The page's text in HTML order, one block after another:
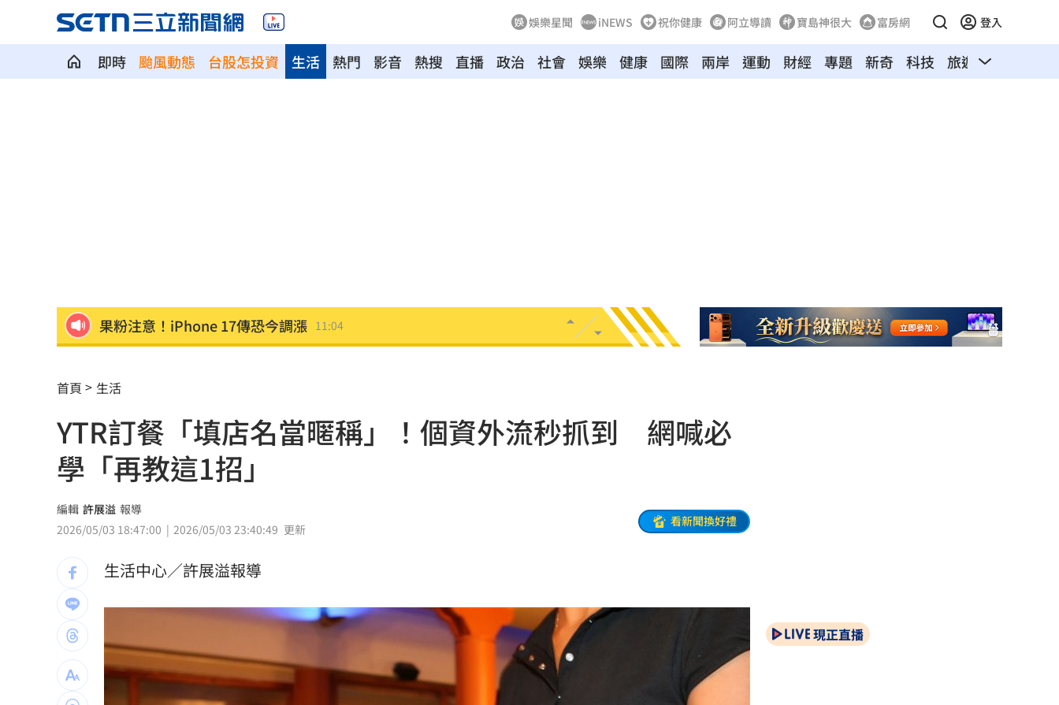
娛樂星聞 iNEWS 祝你健康 阿立導讀 寶島神很大 富房網 登入
即時 颱風動態 台股怎投資 熱門 影音 熱搜 直播 政治 社會 娛樂
生活 健康 國際 兩岸 運動 財經 專題 新奇 科技 旅遊 汽車
果粉注意！iPhone 17傳恐今調漲 11:04
北戴河密令／官員示警中共「四層面」亂台
桃園冷飲節8/21登場 機捷A1快閃店暖身 11:00
北戴河密令／習近平除兩毒瘤條件曝光
網路降速竟喊「斷網」 綠委狠嗆翁曉玲
北市抽驗涼麵！超商1款檢出沙門氏桿菌
農曆7月外宿必知！命理師揭住飯店10禁忌
母妻賣肉粽變開工程行 公務員貪汙被抓包 10:53
俄烏夜間互襲釀7死！俄軍：已攻佔2村莊
李建成羈押 宏碁入主閃退「不接盤」風暴 10:51
首頁 生活
YTR訂餐「填店名當暱稱」！個資外流秒抓到 網喊必
學「再教這1招」
編輯 許展溢 報導
2026/05/03 18:47:00
2026/05/03 23:40:49 更新
看新聞換好禮
生活中心／許展溢報導
現正直播